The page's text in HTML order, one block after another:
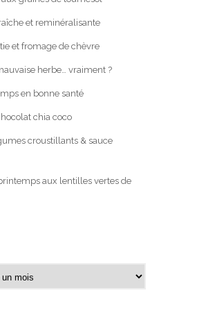
et reminéralisante
et fromage de chèvre
herbe… vraiment ?
en bonne santé
chia coco
croustillants & sauce
aux lentilles vertes de